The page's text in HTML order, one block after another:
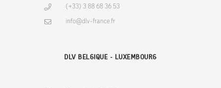
(+33) 3 88 68 36 53
info@dlv-france.fr
DLV BELGIQUE - LUXEMBOURG